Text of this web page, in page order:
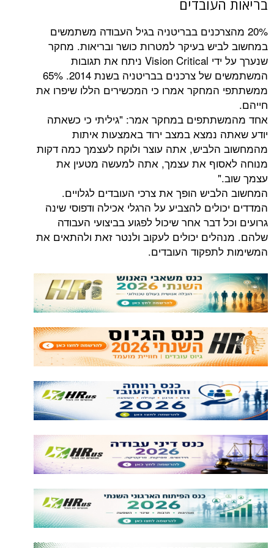
בבריטניה בגיל העבודה משתמשים
בעיקר למטרות כושר ובריאות. מחקר
שנערך על ידי Vision Critical ניתח את תגובות
המשתמשים של צרכנים בבריטניה בשנת 2014. 65%
אמרו כי המכשירים הללו שיפרו את
במחקר אמר: "גיליתי כי כשאתה
נמצא במצב ירוד באמצעות איתות
אתה עוצר ולוקח לעצמך כמה דקות
את עצמך, אתה למעשה מטעין את
הופך את צרכי העובדים לגלויים.
להצביע על הרגלי אכילה ודפוסי שינה
דבר אחר שיכול לפגוע בביצועי העבודה
יכולים לעקוב ולנטר זאת ולהתאים את
העובדים.